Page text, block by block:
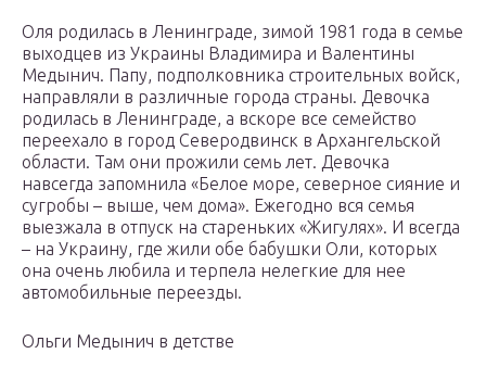
Оля родилась в Ленинграде, зимой 1981 года в семье
выходцев из Украины Владимира и Валентины
Медынич. Папу, подполковника строительных войск,
направляли в различные города страны. Девочка
родилась в Ленинграде, а вскоре все семейство
переехало в город Северодвинск в Архангельской
области. Там они прожили семь лет. Девочка
навсегда запомнила «Белое море, северное сияние и
сугробы – выше, чем дома». Ежегодно вся семья
выезжала в отпуск на стареньких «Жигулях». И всегда
– на Украину, где жили обе бабушки Оли, которых
она очень любила и терпела нелегкие для нее
автомобильные переезды.
Ольги Медынич в детстве